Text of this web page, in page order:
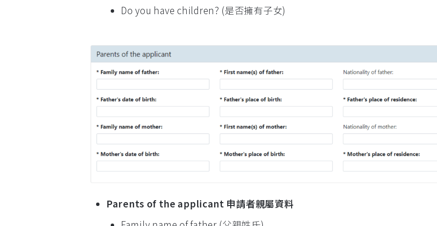
Do you have children? (是否擁有子女)
Parents of the applicant 申請者親屬資料